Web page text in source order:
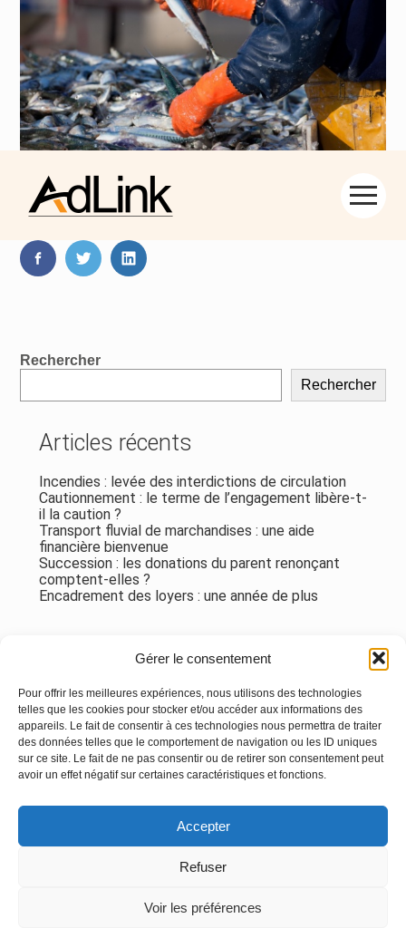
Gérer le consentement
Pour offrir les meilleures expériences, nous utilisons des technologies
telles que les cookies pour stocker et/ou accéder aux informations des
appareils. Le fait de consentir à ces technologies nous permettra de traiter
des données telles que le comportement de navigation ou les ID uniques
sur ce site. Le fait de ne pas consentir ou de retirer son consentement peut
avoir un effet négatif sur certaines caractéristiques et fonctions.
Accepter
Refuser
Voir les préférences
Aller
au
Partager :
FaceBookTwitterLinkedIn
Blog
Rechercher
Rechercher
Articles récents
Incendies : levée des interdictions de circulation
Cautionnement : le terme de l’engagement libère-t-
il la caution ?
Transport fluvial de marchandises : une aide
financière bienvenue
Succession : les donations du parent renonçant
comptent-elles ?
Encadrement des loyers : une année de plus
Aucun commentaire à afficher.
Principale
Linkedin Instagram
MENTIONS LÉGALES